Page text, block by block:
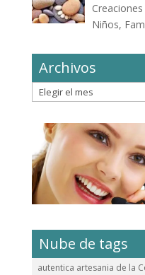
Niños,
Archivos
Archivos
Nube de tags
autentica artesania de la